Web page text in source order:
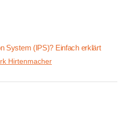
System (IPS)? Einfach erklärt
Hirtenmacher